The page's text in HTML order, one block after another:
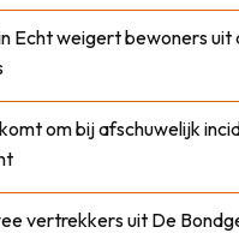
Echt weigert bewoners
om bij afschuwelijk
vertrekkers uit De